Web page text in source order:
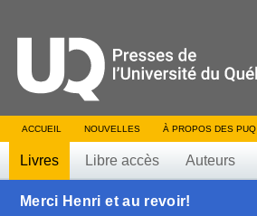
ACCUEIL NOUVELLES À PROPOS DES PUQ
Livres Libre accès Auteurs
Merci Henri et au revoir!